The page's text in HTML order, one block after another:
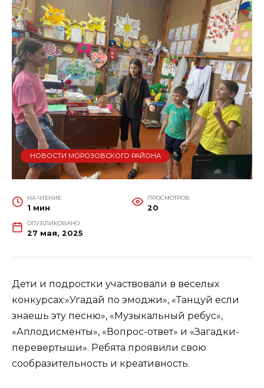
НОВОСТИ МОРОЗОВСКОГО РАЙОНА
НА ЧТЕНИЕ
1 мин
ПРОСМОТРОВ
20
ОПУБЛИКОВАНО
27 мая, 2025
Дети и подростки участвовали в веселых
конкурсах:»Угадай по эмоджи», «Танцуй если
знаешь эту песню», «Музыкальный ребус»,
«Аплодисменты», «Вопрос-ответ» и «Загадки-
перевертыши». Ребята проявили свою
сообразительность и креативность.